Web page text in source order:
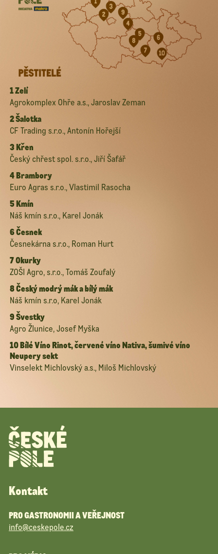
1 Zelí
Agrokomplex Ohře a.s., Jaroslav Zeman
2 Šalotka
CF Trading s.r.o., Antonín Hořejší
3 Křen
Český chřest spol. s.r.o., Jiří Šafář
4 Brambory
Euro Agras s.r.o., Vlastimil Rasocha
5 Kmín
Náš kmín s.r.o., Karel Jonák
6 Česnek
Česnekárna s.r.o., Roman Hurt
7 Okurky
ZOŠI Agro, s.r.o., Tomáš Zoufalý
8 Český modrý mák a bílý mák
Náš kmín s.r.o, Karel Jonák
9 Švestky
Agro Žlunice, Josef Myška
10 Bílé Víno Rinot, červené víno Nativa, šumivé víno
Neupery sekt
Vinselekt Michlovský a.s., Miloš Michlovský
Kontakt
PRO GASTRONOMII A VEŘEJNOST
info@ceskepole.cz